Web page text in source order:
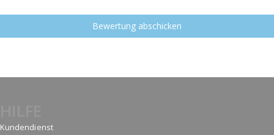
Bewertung abschicken
Kundendienst